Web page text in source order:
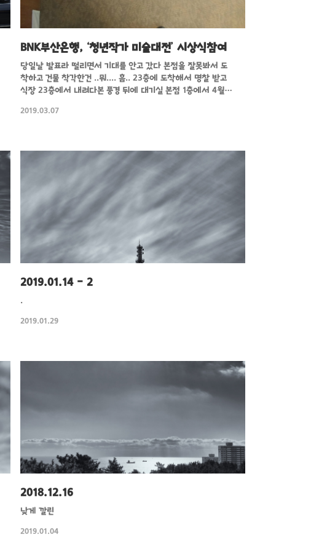
BNK부산은행, ‘청년작가 미술대전’ 시상식참여
당일날 발표라 떨리면서 기대를 안고 갔다 본점을 잘못봐서 도
착하고 건물 착각한건 ..뭐.... 흠.. 23층에 도착해서 명찰 받고
식장 23층에서 내려다본 풍경 뒤에 대기실 본점 1층에서 4월18
결과는 입상 놀라운 것은 이번에 대상이 사진이었다는거? 다음
2019.03.07
2019.01.14 - 2
.
2019.01.29
2018.12.16
낮게 깔린
2019.01.04